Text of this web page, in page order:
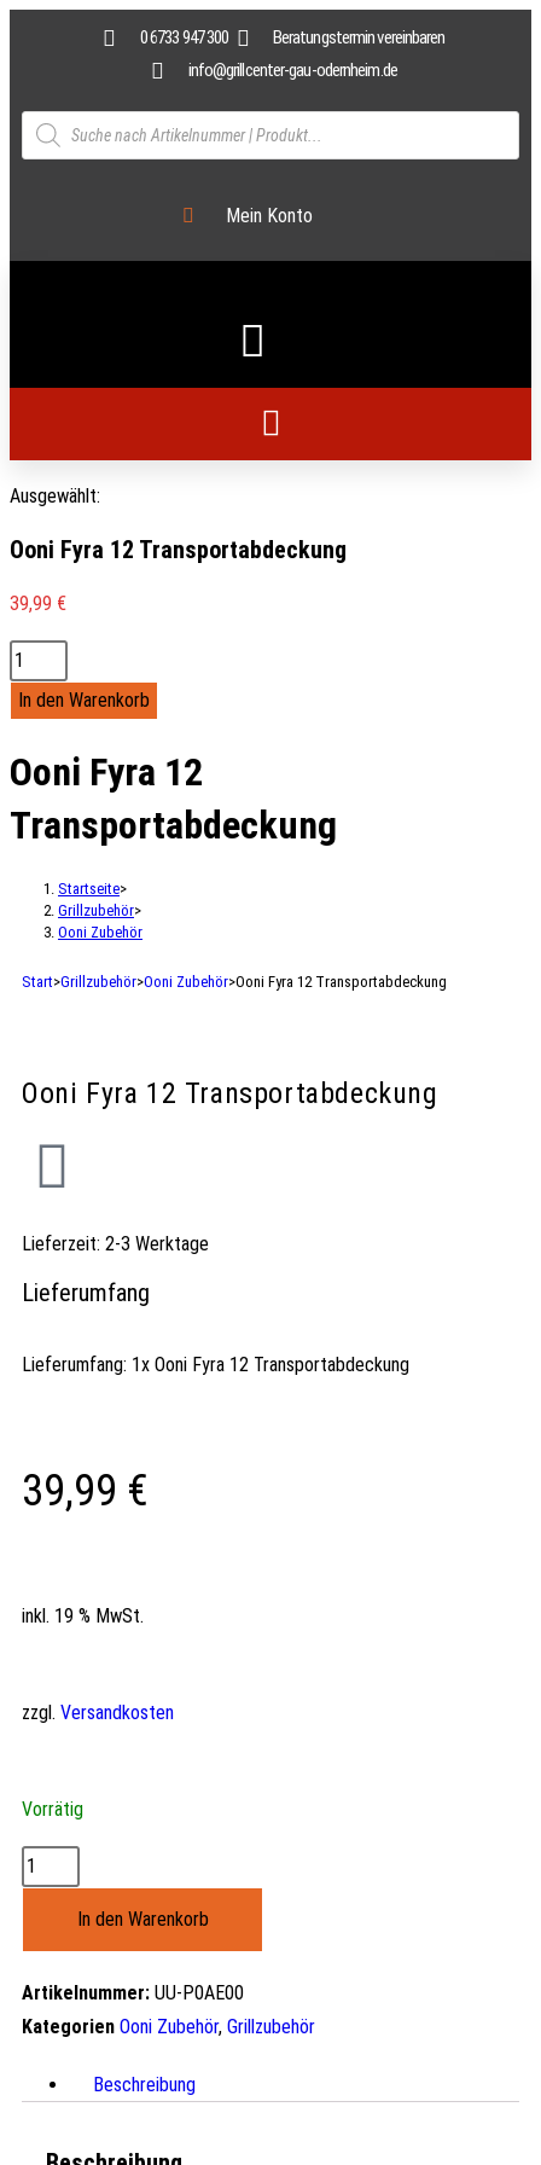
0 6733 947 300
Beratungstermin vereinbaren
info@grillcenter-gau-odernheim.de
Mein Konto
Ausgewählt:
Ooni Fyra 12 Transportabdeckung
39,99 €
In den Warenkorb
Ooni Fyra 12
Transportabdeckung
Startseite>
Grillzubehör>
Ooni Zubehör
Start>Grillzubehör>Ooni Zubehör>Ooni Fyra 12 Transportabdeckung
Ooni Fyra 12 Transportabdeckung
Lieferzeit: 2-3 Werktage
Lieferumfang
Lieferumfang: 1x Ooni Fyra 12 Transportabdeckung
39,99 €
inkl. 19 % MwSt.
zzgl. Versandkosten
Vorrätig
In den Warenkorb
Artikelnummer: UU-P0AE00
Kategorien Ooni Zubehör, Grillzubehör
Beschreibung